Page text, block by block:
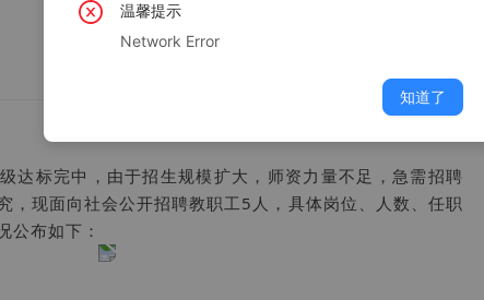
达标完中，由于招生规模扩大，师资力量不足，急需招聘
，现面向社会公开招聘教职工5人，具体岗位、人数、任职
公布如下：
温馨提示
Network Error
知道了